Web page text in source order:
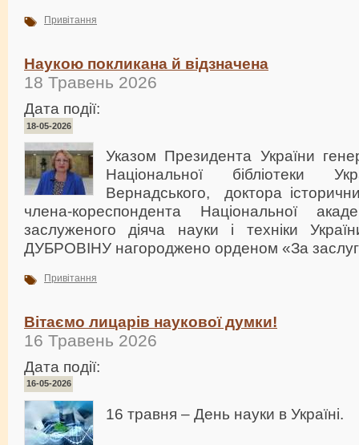
Привітання
Наукою покликана й відзначена
18 Травень 2026
Дата події:
18-05-2026
Указом Президента України
Національної бібліотеки
Вернадського, доктора
члена-кореспондента Національної
заслуженого діяча науки і техніки
ДУБРОВІНУ нагороджено орденом «За
Привітання
Вітаємо лицарів наукової думки!
16 Травень 2026
Дата події:
16-05-2026
16 травня – День науки в Україні.